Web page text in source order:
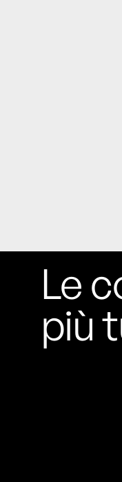
Le
più